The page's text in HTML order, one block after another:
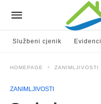
Službeni cjenik
HOMEPAGE ZANIMLJIVOSTI
ZANIMLJIVOSTI